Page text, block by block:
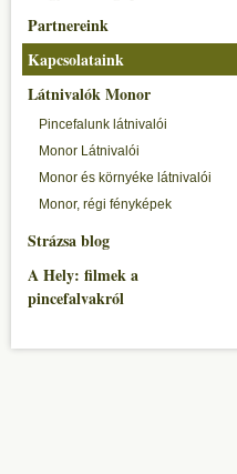
Partnereink
Kapcsolataink
Látnivalók Monor
Pincefalunk látnivalói
Monor Látnivalói
Monor és környéke látnivalói
Monor, régi fényképek
Strázsa blog
A Hely: filmek a
pincefalvakról